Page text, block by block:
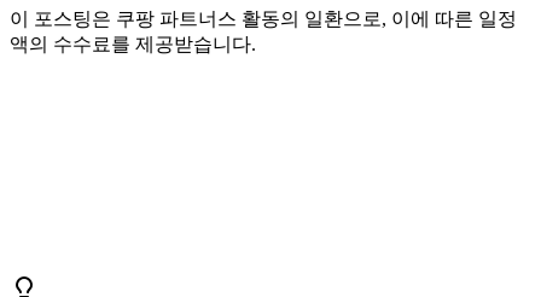
이 포스팅은 쿠팡 파트너스 활동의 일환으로, 이에 따른 일정
액의 수수료를 제공받습니다.